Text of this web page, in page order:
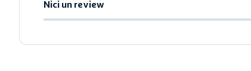
Nici un review